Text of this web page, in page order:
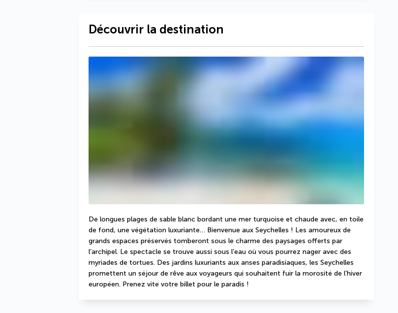
Découvrir la destination
De longues plages de sable blanc bordant une mer turquoise et chaude avec, en toile
de fond, une végétation luxuriante… Bienvenue aux Seychelles ! Les amoureux de
grands espaces préservés tomberont sous le charme des paysages offerts par
l’archipel. Le spectacle se trouve aussi sous l’eau où vous pourrez nager avec des
myriades de tortues. Des jardins luxuriants aux anses paradisiaques, les Seychelles
promettent un séjour de rêve aux voyageurs qui souhaitent fuir la morosité de l’hiver
européen. Prenez vite votre billet pour le paradis !